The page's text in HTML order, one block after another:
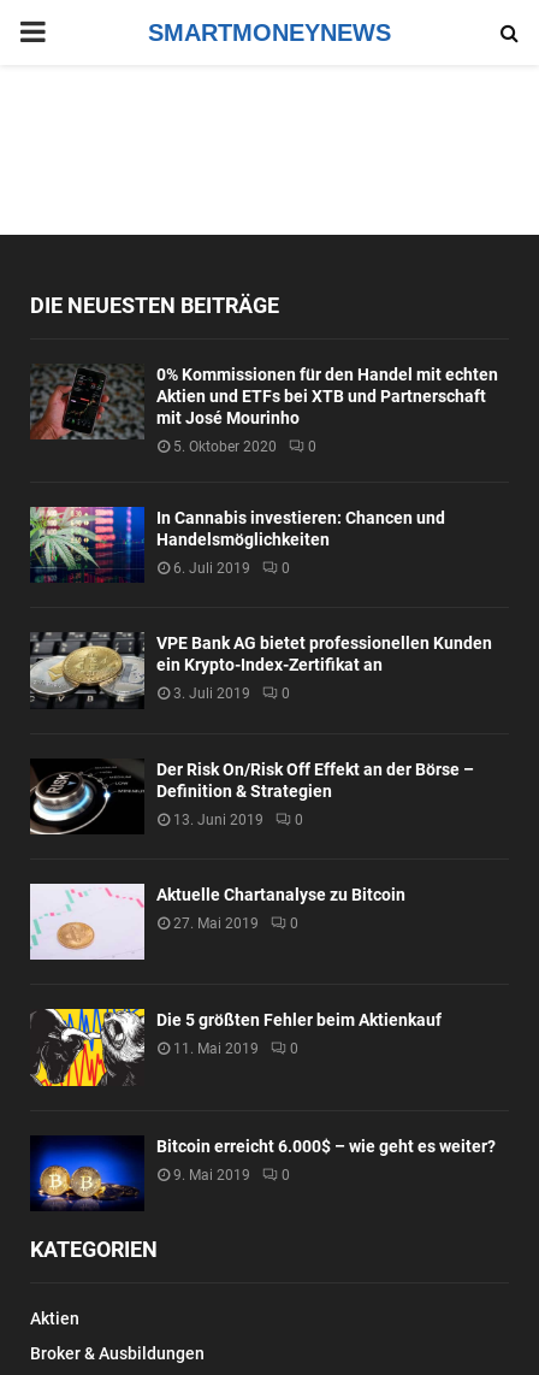
PRIMARY
SMARTMONEYNEWS
DIE NEUESTEN BEITRÄGE
0% Kommissionen für den Handel mit echten
Aktien und ETFs bei XTB und Partnerschaft
mit José Mourinho
5. Oktober 2020 0
In Cannabis investieren: Chancen und
Handelsmöglichkeiten
6. Juli 2019 0
VPE Bank AG bietet professionellen Kunden
ein Krypto-Index-Zertifikat an
3. Juli 2019 0
Der Risk On/Risk Off Effekt an der Börse –
Definition & Strategien
13. Juni 2019 0
Aktuelle Chartanalyse zu Bitcoin
27. Mai 2019 0
Die 5 größten Fehler beim Aktienkauf
11. Mai 2019 0
Bitcoin erreicht 6.000$ – wie geht es weiter?
9. Mai 2019 0
KATEGORIEN
Aktien
Broker & Ausbildungen